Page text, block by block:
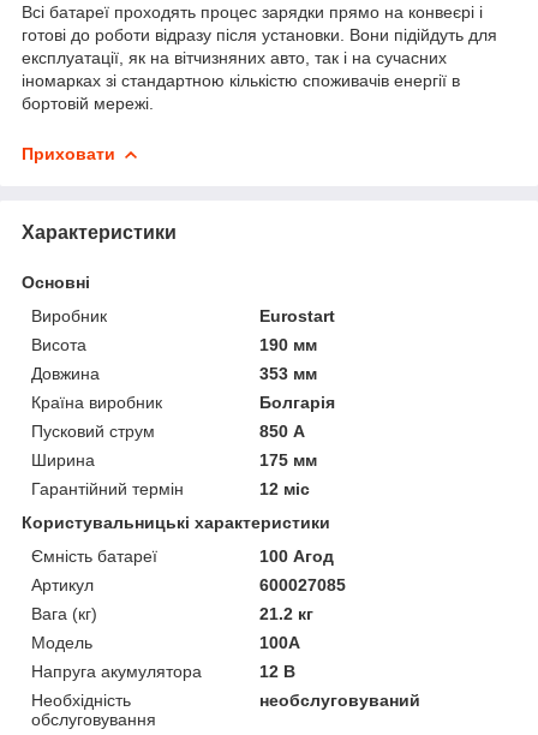
Всі батареї проходять процес зарядки прямо на конвеєрі і
готові до роботи відразу після установки. Вони підійдуть для
експлуатації, як на вітчизняних авто, так і на сучасних
іномарках зі стандартною кількістю споживачів енергії в
бортовій мережі.
Приховати
Характеристики
Основні
Виробник
Eurostart
Висота
190 мм
Довжина
353 мм
Країна виробник
Болгарія
Пусковий струм
850 А
Ширина
175 мм
Гарантійний термін
12 міс
Користувальницькі характеристики
Ємність батареї
100 Агод
Артикул
600027085
Вага (кг)
21.2 кг
Мoдель
100A
Напруга акумулятора
12 В
Необхідність
обслуговування
необслуговуваний